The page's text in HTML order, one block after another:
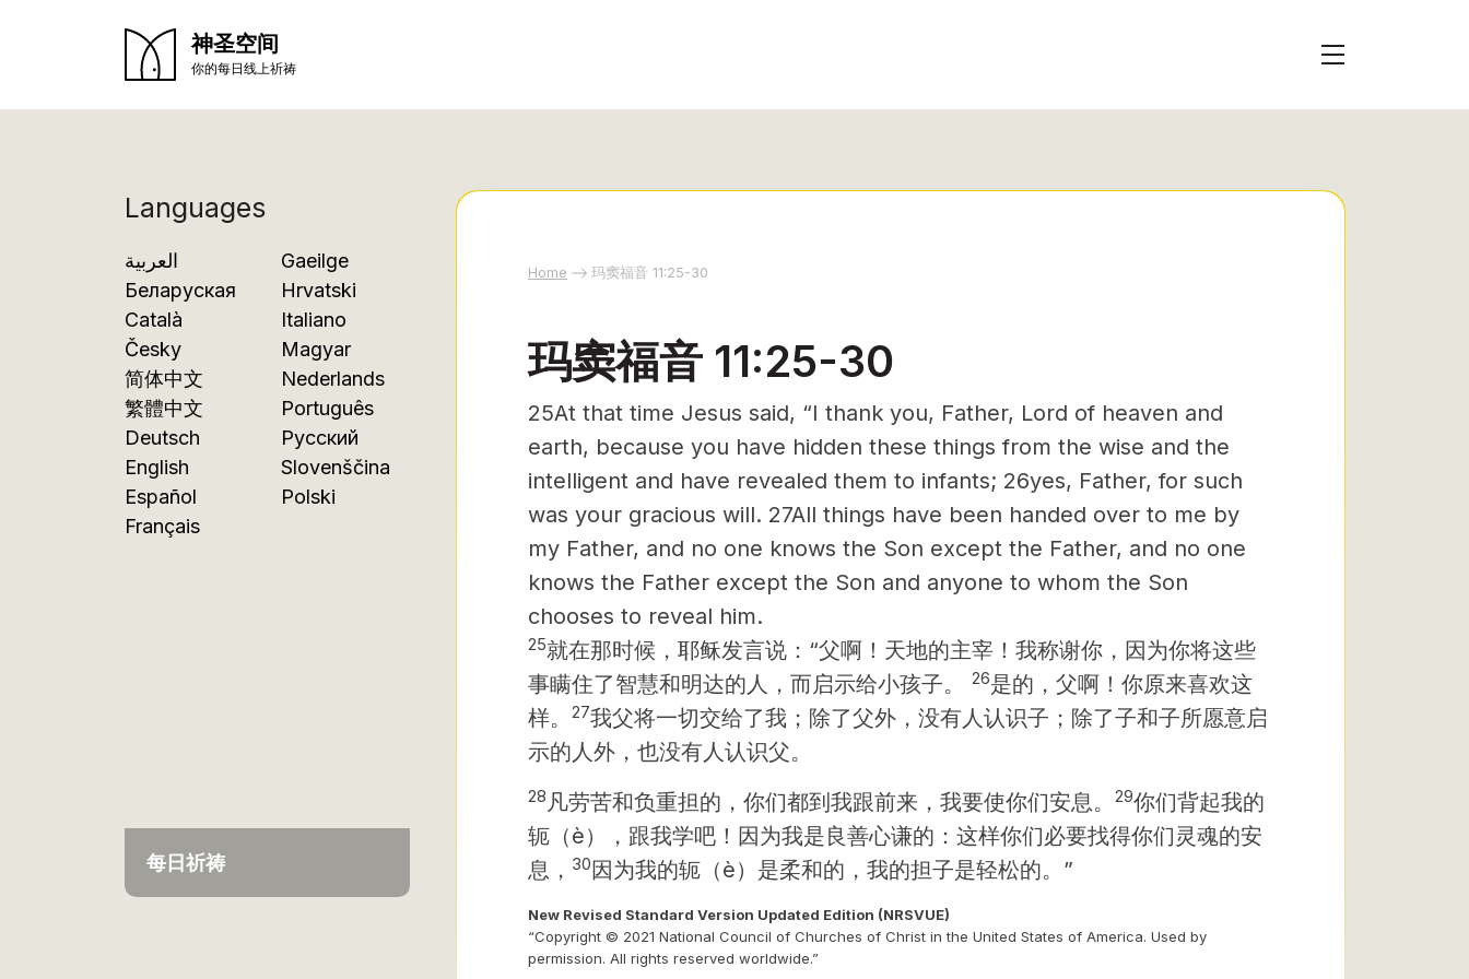
神圣空间
你的每日线上祈祷
Languages
العربية
Беларуская
Català
Česky
简体中文
繁體中文
Deutsch
English
Español
Français
Gaeilge
Hrvatski
Italiano
Magyar
Nederlands
Português
Русский
Slovenščina
Polski
每日祈祷
Home 玛窦福音 11:25-30
玛窦福音 11:25-30
25At that time Jesus said, “I thank you, Father, Lord of heaven and
earth, because you have hidden these things from the wise and the
intelligent and have revealed them to infants; 26yes, Father, for such
was your gracious will. 27All things have been handed over to me by
my Father, and no one knows the Son except the Father, and no one
knows the Father except the Son and anyone to whom the Son
chooses to reveal him.
25就在那时候，耶稣发言说：“父啊！天地的主宰！我称谢你，因为你将这些
事瞒住了智慧和明达的人，而启示给小孩子。
26是的，父啊！你原来喜欢这
样。
27我父将一切交给了我；除了父外，没有人认识子；除了子和子所愿意启
示的人外，也没有人认识父。
28 凡劳苦和负重担的，你们都到我跟前来，我要使你们安息。 29你们背起我的
轭（è），跟我学吧！因为我是良善心谦的：这样你们必要找得你们灵魂的安
息， 30因为我的轭（è）是柔和的，我的担子是轻松的。”
New Revised Standard Version Updated Edition (NRSVUE)
“Copyright © 2021 National Council of Churches of Christ in the United States of America. Used by
permission. All rights reserved worldwide.”